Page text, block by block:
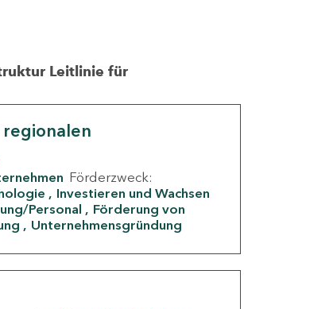
Leitlinie für
Förderzweck:
Investieren und Wachsen
Personal
Förderung von
Unternehmensgründung